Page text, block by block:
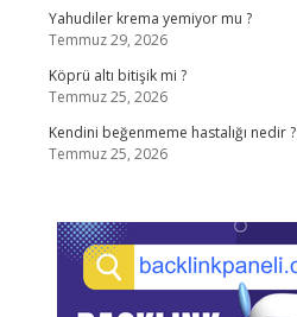
Yahudiler krema yemiyor mu ?
Temmuz 29, 2026
Köprü altı bitişik mi ?
Temmuz 25, 2026
Kendini beğenmeme hastalığı nedir ?
Temmuz 25, 2026